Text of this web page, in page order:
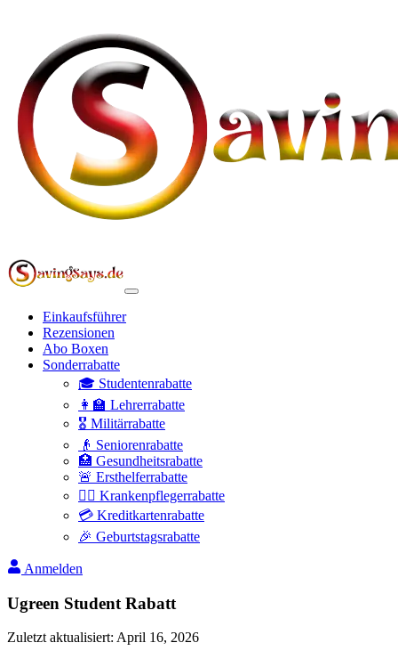
Einkaufsführer
Rezensionen
Abo Boxen
Sonderrabatte
🎓 Studentenrabatte
👩‍🏫 Lehrerrabatte
🎖️ Militärrabatte
👴 Seniorenrabatte
🏥 Gesundheitsrabatte
🚨 Ersthelferrabatte
👩‍⚕️ Krankenpflegerrabatte
💳 Kreditkartenrabatte
🎉 Geburtstagsrabatte
Anmelden
Ugreen Student Rabatt
Zuletzt aktualisiert: April 16, 2026